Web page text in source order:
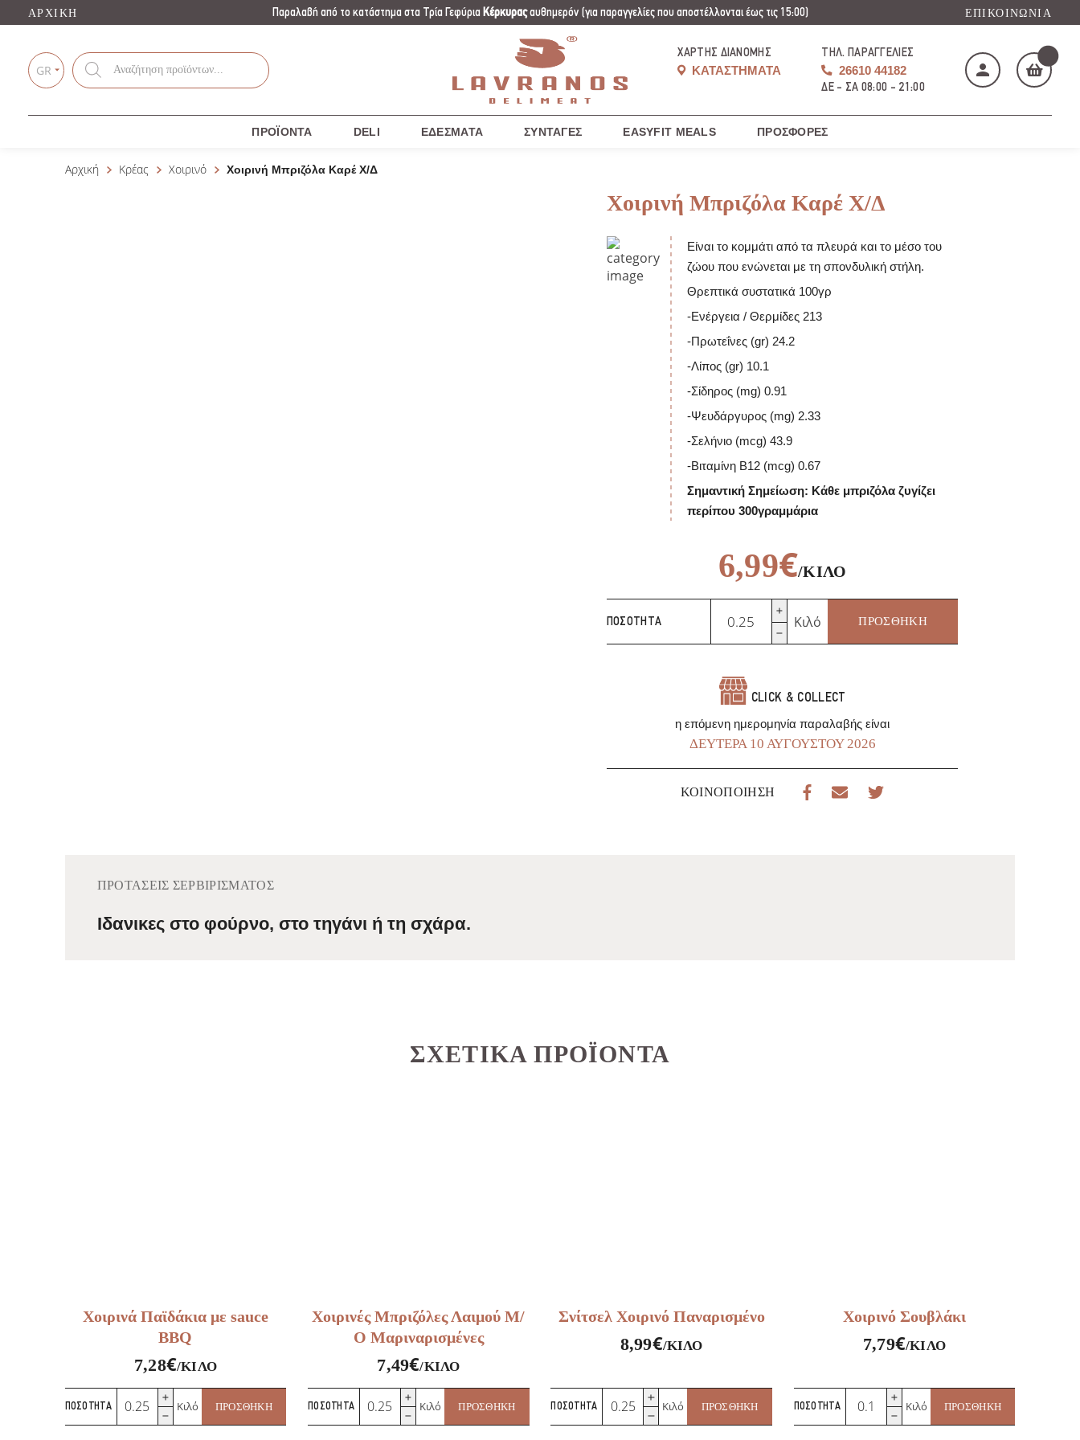
ΑΡΧΙΚΉ Παραλαβή από το κατάστημα στα Τρία Γεφύρια Κέρκυραςαυθημερόν (για παραγγελίες που αποστέλλονται έως τις 15:00) ΕΠΙΚΟΙΝΩΝΊΑ
GR
Products
search
ΧΆΡΤΗΣ ΔΙΑΝΟΜΉΣ
ΚΑΤΑΣΤΉΜΑΤΑ
ΤΗΛ. ΠΑΡΑΓΓΕΛΊΕΣ
26610 44182
ΔΕ - ΣΑ 08:00 - 21:00
Το καλάθι μου
ΑΓΌΡΑΣΕ ΤΏΡΑ
ΠΡΟΪΌΝΤΑ DELI ΕΔΈΣΜΑΤΑ ΣΥΝΤΑΓΈΣ EASYFIT MEALS ΠΡΟΣΦΟΡΈΣ
Αρχική Κρέας Χοιρινό Χοιρινή Μπριζόλα Καρέ Χ/Δ
Χοιρινή Μπριζόλα Καρέ Χ/Δ
Είναι το κομμάτι από τα πλευρά και το μέσο του
ζώου που ενώνεται με τη σπονδυλική στήλη.
Θρεπτικά συστατικά 100γρ
-Ενέργεια / Θερμίδες 213
-Πρωτεΐνες (gr) 24.2
-Λίπος (gr) 10.1
-Σίδηρος (mg) 0.91
-Ψευδάργυρος (mg) 2.33
-Σελήνιο (mcg) 43.9
-Βιταμίνη B12 (mcg) 0.67
Σημαντική Σημείωση: Κάθε μπριζόλα ζυγίζει
περίπου 300γραμμάρια
6,99€/ΚΙΛΌ
ΠΟΣΌΤΗΤΑ
Μπριζόλα
Καρέ
ποσότητα
Κιλό ΠΡΟΣΘΉΚΗ
CLICK & COLLECT
η επόμενη ημερομηνία παραλαβής είναι
ΔΕΥΤΈΡΑ 10 ΑΥΓΟΎΣΤΟΥ 2026
ΚΟΙΝΟΠΟΊΗΣΗ
ΠΡΟΤΆΣΕΙΣ ΣΕΡΒΙΡΊΣΜΑΤΟΣ
Ιδανικες στο φούρνο, στο τηγάνι ή τη σχάρα.
ΣΧΕΤΙΚΆ ΠΡΟΪΌΝΤΑ
Χοιρινά Παϊδάκια με sauce
BBQ
7,28€/ΚΙΛΌ
ΠΟΣΌΤΗΤΑ
Χοιρινά
Παϊδάκια
με
Κιλό ΠΡΟΣΘΉΚΗ
Χοιρινές Μπριζόλες Λαιμού Μ/
Ο Μαριναρισμένες
7,49€/ΚΙΛΌ
ΠΟΣΌΤΗΤΑ
Χοιρινές
Μπριζόλες
Λαιμού
Κιλό ΠΡΟΣΘΉΚΗ
Σνίτσελ Χοιρινό Παναρισμένο
8,99€/ΚΙΛΌ
ΠΟΣΌΤΗΤΑ
Σνίτσελ
Χοιρινό
Παναρισμένο
Κιλό ΠΡΟΣΘΉΚΗ
Χοιρινό Σουβλάκι
7,79€/ΚΙΛΌ
ΠΟΣΌΤΗΤΑ
Χοιρινό
Σουβλάκι
ποσότητα
Κιλό ΠΡΟΣΘΉΚΗ